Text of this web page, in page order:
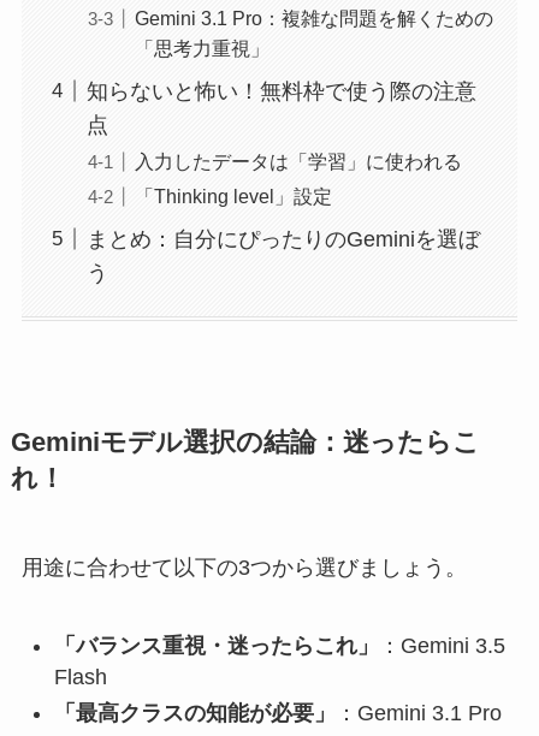
Gemini 3.1 Pro：複雑な問題を解くための
「思考力重視」
知らないと怖い！無料枠で使う際の注意
点
入力したデータは「学習」に使われる
「Thinking level」設定
まとめ：自分にぴったりのGeminiを選ぼ
う
Geminiモデル選択の結論：迷ったらこ
れ！
用途に合わせて以下の3つから選びましょう。
「バランス重視・迷ったらこれ」
：Gemini 3.5
Flash
「最高クラスの知能が必要」
：Gemini 3.1 Pro